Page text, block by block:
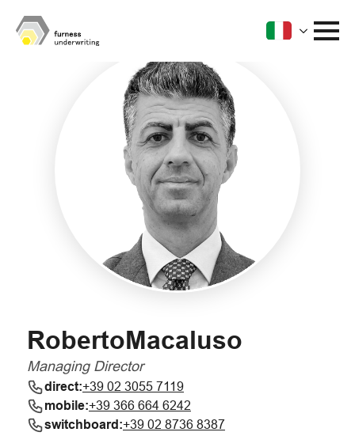
RobertoMacaluso
Managing Director
direct:+39 02 3055 7119
mobile:+39 366 664 6242
switchboard:+39 02 8736 8387